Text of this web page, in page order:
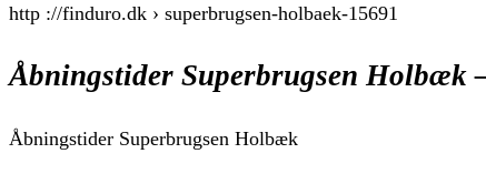
http ://finduro.dk › superbrugsen-holbaek-15691
Åbningstider Superbrugsen Holbæk
Åbningstider Superbrugsen Holbæk